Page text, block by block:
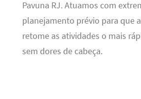
Pavuna RJ. Atuamos com
planejamento prévio para que
retome as atividades o mais
sem dores de cabeça.